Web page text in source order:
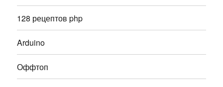
128 рецептов php
Arduino
Оффтоп